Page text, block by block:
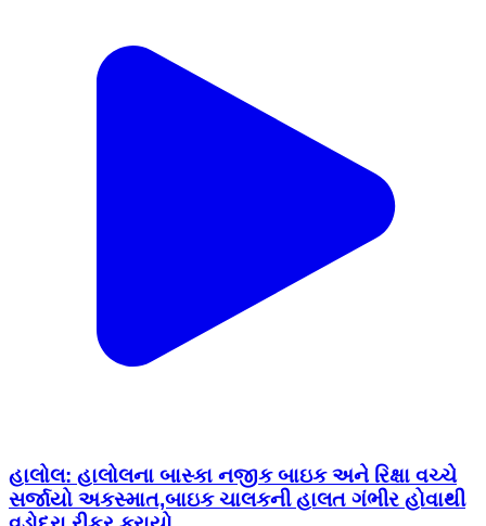
હાલોલ: હાલોલના બાસ્કા નજીક બાઇક અને રિક્ષા વચ્ચે
સર્જાયો અકસ્માત,બાઇક ચાલકની હાલત ગંભીર હોવાથી